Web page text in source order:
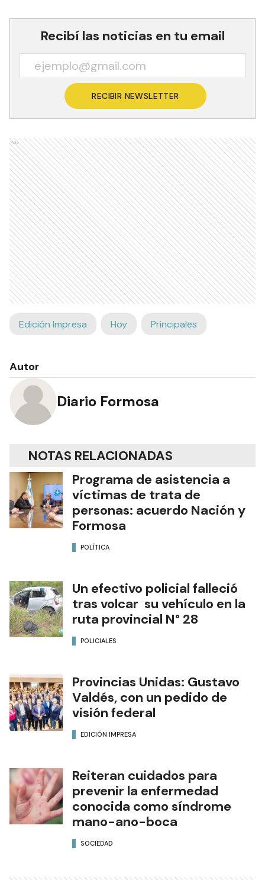
Recibí las noticias en tu email
RECIBIR NEWSLETTER
Ads
Edición Impresa Hoy Principales
Autor
Diario Formosa
NOTAS RELACIONADAS
Programa de asistencia a
víctimas de trata de
personas: acuerdo Nación y
Formosa
POLÍTICA
Un efectivo policial falleció
tras volcar su vehículo en la
ruta provincial N° 28
POLICIALES
Provincias Unidas: Gustavo
Valdés, con un pedido de
visión federal
EDICIÓN IMPRESA
Reiteran cuidados para
prevenir la enfermedad
conocida como síndrome
mano-ano-boca
SOCIEDAD